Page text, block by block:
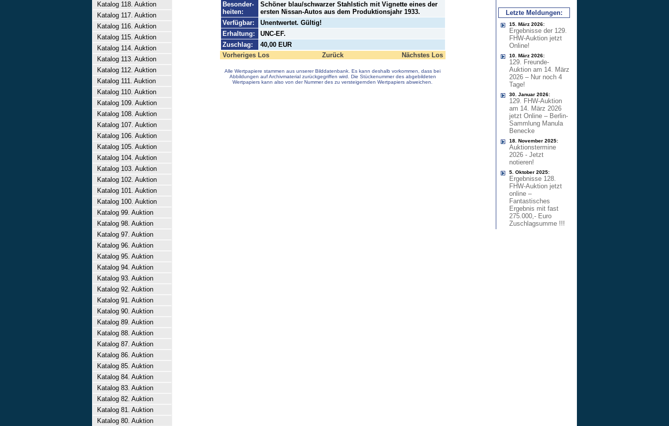
Katalog 118. Auktion
Katalog 117. Auktion
Katalog 116. Auktion
Katalog 115. Auktion
Katalog 114. Auktion
Katalog 113. Auktion
Katalog 112. Auktion
Katalog 111. Auktion
Katalog 110. Auktion
Katalog 109. Auktion
Katalog 108. Auktion
Katalog 107. Auktion
Katalog 106. Auktion
Katalog 105. Auktion
Katalog 104. Auktion
Katalog 103. Auktion
Katalog 102. Auktion
Katalog 101. Auktion
Katalog 100. Auktion
Katalog 99. Auktion
Katalog 98. Auktion
Katalog 97. Auktion
Katalog 96. Auktion
Katalog 95. Auktion
Katalog 94. Auktion
Katalog 93. Auktion
Katalog 92. Auktion
Katalog 91. Auktion
Katalog 90. Auktion
Katalog 89. Auktion
Katalog 88. Auktion
Katalog 87. Auktion
Katalog 86. Auktion
Katalog 85. Auktion
Katalog 84. Auktion
Katalog 83. Auktion
Katalog 82. Auktion
Katalog 81. Auktion
Katalog 80. Auktion
Besonder-
heiten:
Schöner blau/schwarzer Stahlstich mit Vignette eines der
ersten Nissan-Autos aus dem Produktionsjahr 1933.
Verfügbar:
Unentwertet. Gültig!
Erhaltung:
UNC-EF.
Zuschlag:
40,00 EUR
Vorheriges Los
Zurück Nächstes Los
Alle Wertpapiere stammen aus unserer Bilddatenbank. Es kann deshalb vorkommen, dass bei
Abbildungen auf Archivmaterial zurückgegriffen wird. Die Stückenummer des abgebildeten
Wertpapiers kann also von der Nummer des zu versteigernden Wertpapiers abweichen.
Letzte Meldungen:
15. März 2026:
Ergebnisse der 129.
FHW-Auktion jetzt
Online!
10. März 2026:
129. Freunde-
Auktion am 14. März
2026 – Nur noch 4
Tage!
30. Januar 2026:
129. FHW-Auktion
am 14. März 2026
jetzt Online – Berlin-
Sammlung Manula
Benecke
18. November 2025:
Auktionstermine
2026 - Jetzt
notieren!
5. Oktober 2025:
Ergebnisse 128.
FHW-Auktion jetzt
online –
Fantastisches
Ergebnis mit fast
275.000,- Euro
Zuschlagsumme !!!